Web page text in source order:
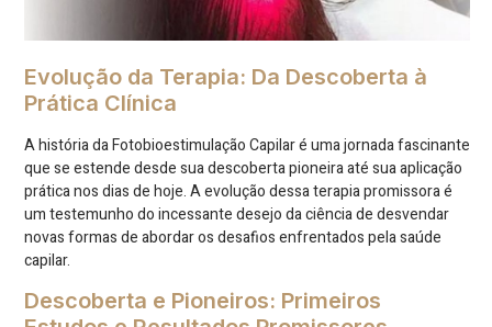
Evolução da Terapia: Da Descoberta à
Prática Clínica
A história da Fotobioestimulação Capilar é uma jornada fascinante
que se estende desde sua descoberta pioneira até sua aplicação
prática nos dias de hoje. A evolução dessa terapia promissora é
um testemunho do incessante desejo da ciência de desvendar
novas formas de abordar os desafios enfrentados pela saúde
capilar.
Descoberta e Pioneiros: Primeiros